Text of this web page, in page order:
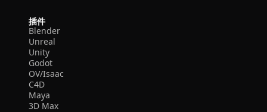
插件
Blender
Unreal
Unity
Godot
OV/Isaac
C4D
Maya
3D Max